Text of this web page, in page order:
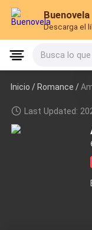
Buenovela
Descarga el
Busca lo
Inicio /Romance /
Last Updated: